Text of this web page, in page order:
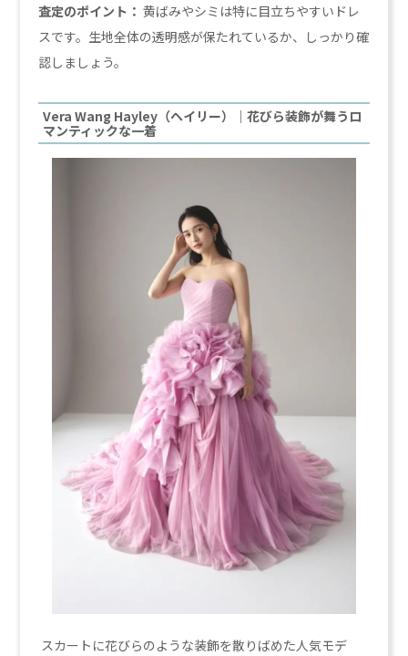
査定のポイント： 黄ばみやシミは特に目立ちやすいドレ
スです。生地全体の透明感が保たれているか、しっかり確
認しましょう。
Vera Wang Hayley（ヘイリー）｜花びら装飾が舞うロ
マンティックな一着
スカートに花びらのような装飾を散りばめた人気モデ